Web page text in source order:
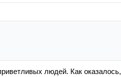
людей. Как оказалось,